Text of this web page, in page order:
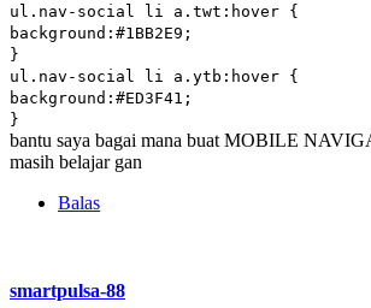
ul.nav-social li a.twt:hover {
background:#1BB2E9;
}
ul.nav-social li a.ytb:hover {
background:#ED3F41;
}
bantu saya bagai mana buat MOBILE
masih belajar gan
Balas
smartpulsa-88